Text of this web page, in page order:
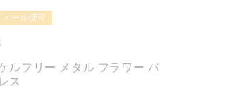
メール便可
ルフリー メタル フラワー パ
ス